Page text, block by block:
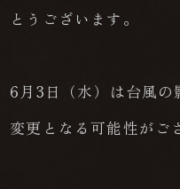
とうございます。
6月3日（水）は台風
変更となる可能性がご